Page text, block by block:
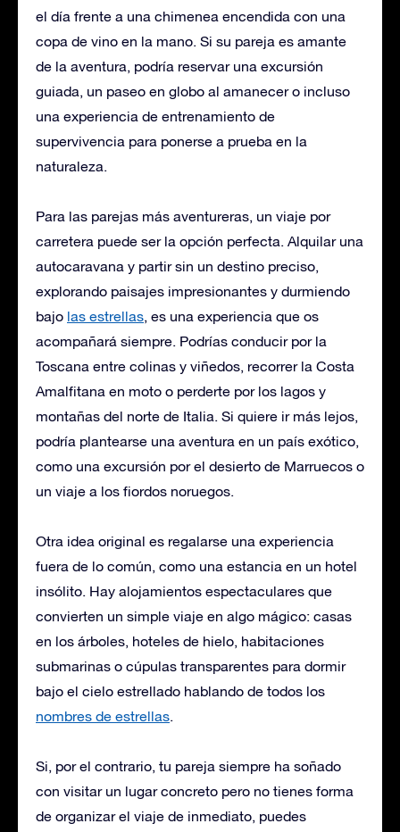
el día frente a una chimenea encendida con una
copa de vino en la mano. Si su pareja es amante
de la aventura, podría reservar una excursión
guiada, un paseo en globo al amanecer o incluso
una experiencia de entrenamiento de
supervivencia para ponerse a prueba en la
naturaleza.
Para las parejas más aventureras, un viaje por
carretera puede ser la opción perfecta. Alquilar una
autocaravana y partir sin un destino preciso,
explorando paisajes impresionantes y durmiendo
bajo las estrellas, es una experiencia que os
acompañará siempre. Podrías conducir por la
Toscana entre colinas y viñedos, recorrer la Costa
Amalfitana en moto o perderte por los lagos y
montañas del norte de Italia. Si quiere ir más lejos,
podría plantearse una aventura en un país exótico,
como una excursión por el desierto de Marruecos o
un viaje a los fiordos noruegos.
Otra idea original es regalarse una experiencia
fuera de lo común, como una estancia en un hotel
insólito. Hay alojamientos espectaculares que
convierten un simple viaje en algo mágico: casas
en los árboles, hoteles de hielo, habitaciones
submarinas o cúpulas transparentes para dormir
bajo el cielo estrellado hablando de todos los
nombres de estrellas.
Si, por el contrario, tu pareja siempre ha soñado
con visitar un lugar concreto pero no tienes forma
de organizar el viaje de inmediato, puedes